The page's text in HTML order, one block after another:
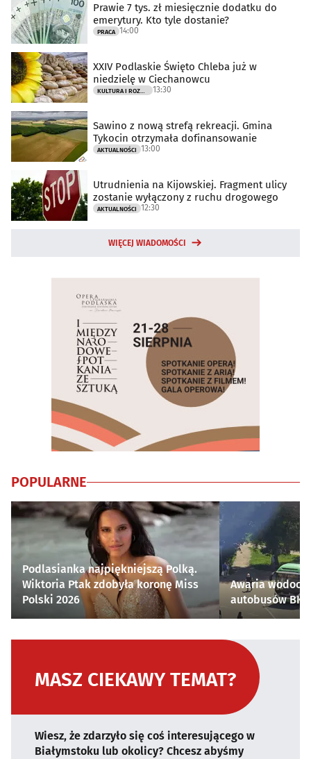
Prawie 7 tys. zł miesięcznie dodatku do
emerytury. Kto tyle dostanie?
PRACA 14:00
XXIV Podlaskie Święto Chleba już w
niedzielę w Ciechanowcu
13:30
Sawino z nową strefą rekreacji. Gmina
Tykocin otrzymała dofinansowanie
AKTUALNOŚCI 13:00
Utrudnienia na Kijowskiej. Fragment ulicy
zostanie wyłączony z ruchu drogowego
AKTUALNOŚCI 12:30
WIĘCEJ WIADOMOŚCI
POPULARNE
Podlasianka najpiękniejszą Polką.
Wiktoria Ptak zdobyła koronę Miss
Polski 2026
Awaria
autobusów
MASZ CIEKAWY TEMAT?
Wiesz, że zdarzyło się coś interesującego w
Białymstoku lub okolicy? Chcesz abyśmy